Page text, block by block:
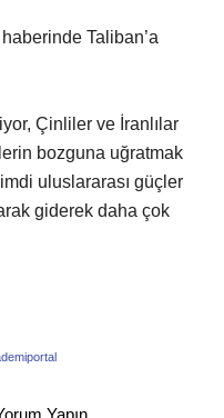
Taliban’a
Çinliler ve İranlılar
bozguna uğratmak
uluslararası güçler
giderek daha çok